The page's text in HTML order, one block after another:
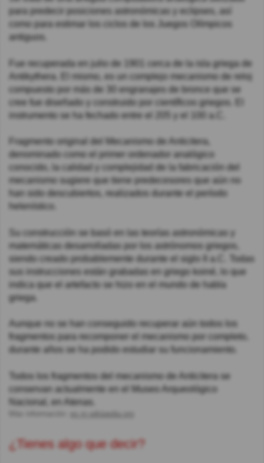
para predecir posiciones astronómicas y eclipses, así
como para estimar los ciclos de los Juegos Olímpicos
antiguos.
Fue recuperada en julio de 1901 cerca de la isla griega de
Antikythera. El mismo, es un complejo mecanismo de reloj
compuesto por más de 30 engranajes de bronce que se
cree fue diseñado y construido por científicos griegos. El
instrumento se ha fechado entre el 205 y el 100 a.C.
Fragmento original del Mecanismo de Anticitera,
denominado como el primer ordenador analógico
conocido, la calidad y complejidad de la fabricación del
mecanismo sugiere que tiene predecesores que aún no
han sido descubiertos, realizados durante el período
helenístico.
Su construcción se basó en las teorías astronómicas y
matemáticas desarrolladas por los astrónomos griegos,
siendo creado probablemente durante el siglo II a.C. Todas
sus instrucciones están grabadas en griego koiné, lo que
indica que el artefacto se hizo en el mundo de habla
griega.
Aunque no se han conseguido recuperar aún todos los
fragmentos para recomponer el mecanismo por completo,
durante años se ha podido estudiar su funcionamiento.
Todos los fragmentos del mecanismo de Anticitera se
conservan actualmente en el Museo Arqueológico
Nacional, en Atenas.
es.m.wikipedia.org
¿Tienes algo que decir?